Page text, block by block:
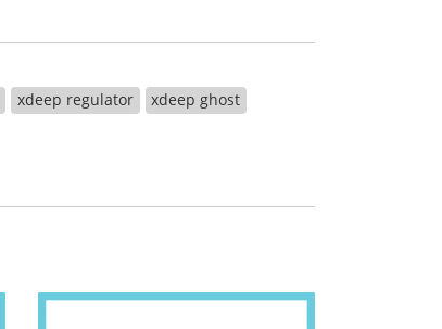
xdeep regulator
xdeep ghost